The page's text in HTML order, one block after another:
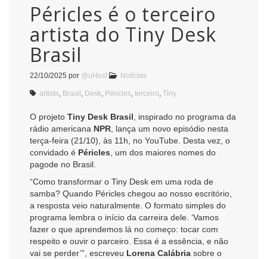
Péricles é o terceiro
artista do Tiny Desk
Brasil
22/10/2025 por @uHost Notícias
artista Brasil Desk Péricles terceiro Tiny
O projeto Tiny Desk Brasil , inspirado no programa da
rádio americana NPR , lança um novo episódio nesta
terça-feira (21/10), às 11h, no YouTube. Desta vez, o
convidado é Péricles , um dos maiores nomes do
pagode no Brasil.
“Como transformar o Tiny Desk em uma roda de
samba? Quando Péricles chegou ao nosso escritório,
a resposta veio naturalmente. O formato simples do
programa lembra o início da carreira dele. ‘Vamos
fazer o que aprendemos lá no começo: tocar com
respeito e ouvir o parceiro. Essa é a essência, e não
vai se perder’”, escreveu Lorena Calábria sobre o